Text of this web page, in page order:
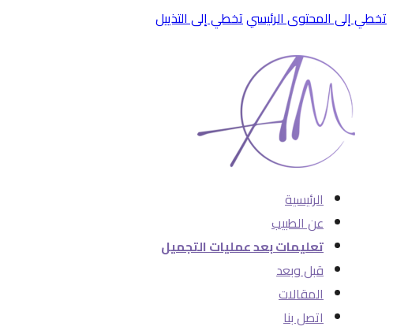
تخطي إلى المحتوى الرئيسيتخطي إلى التذييل
الرئيسية
عن الطبيب
تعليمات بعد عمليات التجميل
قبل وبعد
المقالات
اتصل بنا